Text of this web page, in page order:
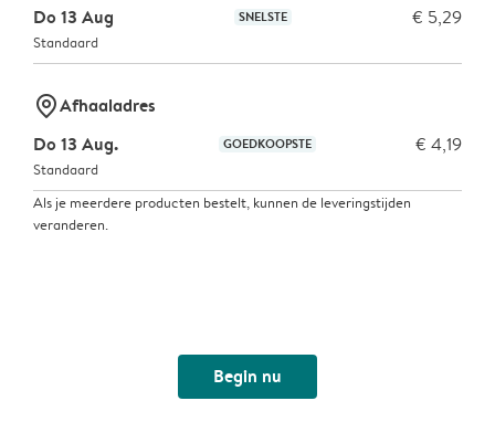
Do 13 Aug SNELSTE € 5,29
Standaard
marker-pinAfhaaladres
Do 13 Aug.
GOEDKOOPSTE € 4,19
Standaard
Als je meerdere producten bestelt, kunnen de leveringstijden
veranderen.
Begin nu